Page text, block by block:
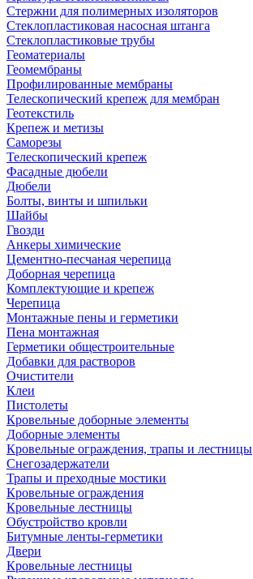
Стержни для полимерных изоляторов
Стеклопластиковая насосная штанга
Стеклопластиковые трубы
Геоматериалы
Геомембраны
Профилированные мембраны
Телескопический крепеж для мембран
Геотекстиль
Крепеж и метизы
Саморезы
Телескопический крепеж
Фасадные дюбели
Дюбели
Болты, винты и шпильки
Шайбы
Гвозди
Анкеры химические
Цементно-песчаная черепица
Доборная черепица
Комплектующие и крепеж
Черепица
Монтажные пены и герметики
Пена монтажная
Герметики общестроительные
Добавки для растворов
Очистители
Клеи
Пистолеты
Кровельные доборные элементы
Доборные элементы
Кровельные ограждения, трапы и лестницы
Снегозадержатели
Трапы и преходные мостики
Кровельные ограждения
Кровельные лестницы
Обустройство кровли
Битумные ленты-герметики
Двери
Кровельные лестницы